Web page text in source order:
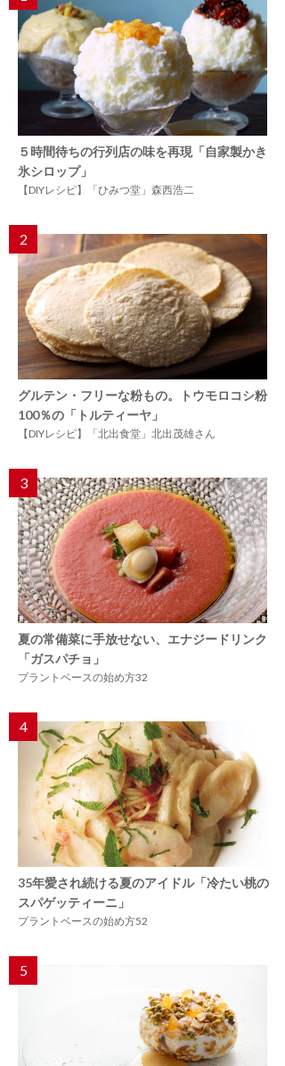
５時間待ちの行列店の味を再現「自家製かき
氷シロップ」
【DIYレシピ】「ひみつ堂」森西浩二
2
グルテン・フリーな粉もの。トウモロコシ粉
100％の「トルティーヤ」
【DIYレシピ】「北出食堂」北出茂雄さん
3
夏の常備菜に手放せない、エナジードリンク
「ガスパチョ」
プラントベースの始め方32
4
35年愛され続ける夏のアイドル「冷たい桃の
スパゲッティーニ」
プラントベースの始め方52
5